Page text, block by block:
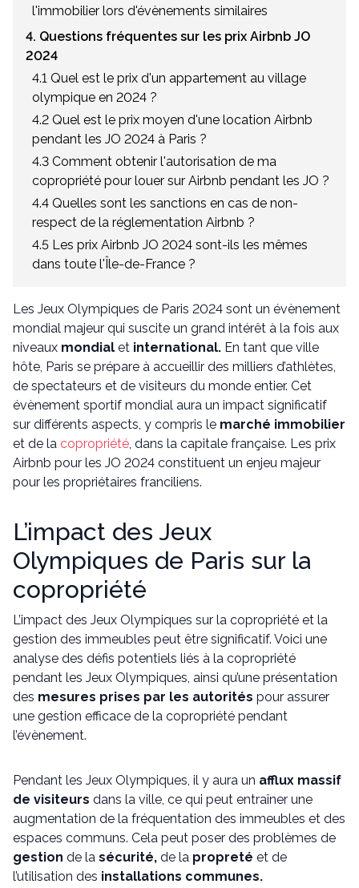
l'immobilier lors d'évènements similaires
4. Questions fréquentes sur les prix Airbnb JO
2024
4.1 Quel est le prix d'un appartement au village
olympique en 2024 ?
4.2 Quel est le prix moyen d'une location Airbnb
pendant les JO 2024 à Paris ?
4.3 Comment obtenir l'autorisation de ma
copropriété pour louer sur Airbnb pendant les JO ?
4.4 Quelles sont les sanctions en cas de non-
respect de la réglementation Airbnb ?
4.5 Les prix Airbnb JO 2024 sont-ils les mêmes
dans toute l'Île-de-France ?
Les Jeux Olympiques de Paris 2024 sont un évènement
mondial majeur qui suscite un grand intérêt à la fois aux
niveaux mondial et international. En tant que ville
hôte, Paris se prépare à accueillir des milliers d’athlètes,
de spectateurs et de visiteurs du monde entier. Cet
évènement sportif mondial aura un impact significatif
sur différents aspects, y compris le marché immobilier
et de la copropriété, dans la capitale française. Les prix
Airbnb pour les JO 2024 constituent un enjeu majeur
pour les propriétaires franciliens.
L’impact des Jeux
Olympiques de Paris sur la
copropriété
L’impact des Jeux Olympiques sur la copropriété et la
gestion des immeubles peut être significatif. Voici une
analyse des défis potentiels liés à la copropriété
pendant les Jeux Olympiques, ainsi qu’une présentation
des mesures prises par les autorités pour assurer
une gestion efficace de la copropriété pendant
l’évènement.
Pendant les Jeux Olympiques, il y aura un afflux massif
de visiteurs dans la ville, ce qui peut entraîner une
augmentation de la fréquentation des immeubles et des
espaces communs. Cela peut poser des problèmes de
gestion de la sécurité, de la propreté et de
l’utilisation des installations communes.